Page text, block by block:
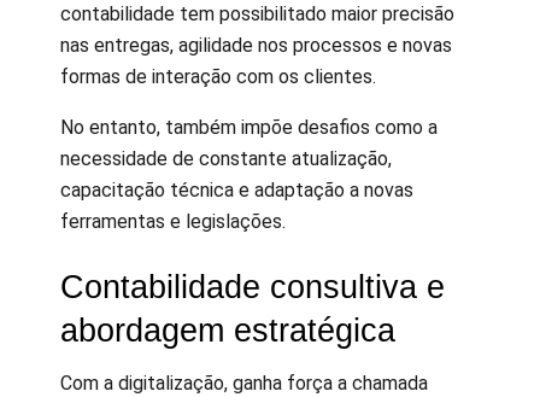
contabilidade tem possibilitado maior precisão
nas entregas, agilidade nos processos e novas
formas de interação com os clientes.
No entanto, também impõe desafios como a
necessidade de constante atualização,
capacitação técnica e adaptação a novas
ferramentas e legislações.
Contabilidade consultiva e
abordagem estratégica
Com a digitalização, ganha força a chamada